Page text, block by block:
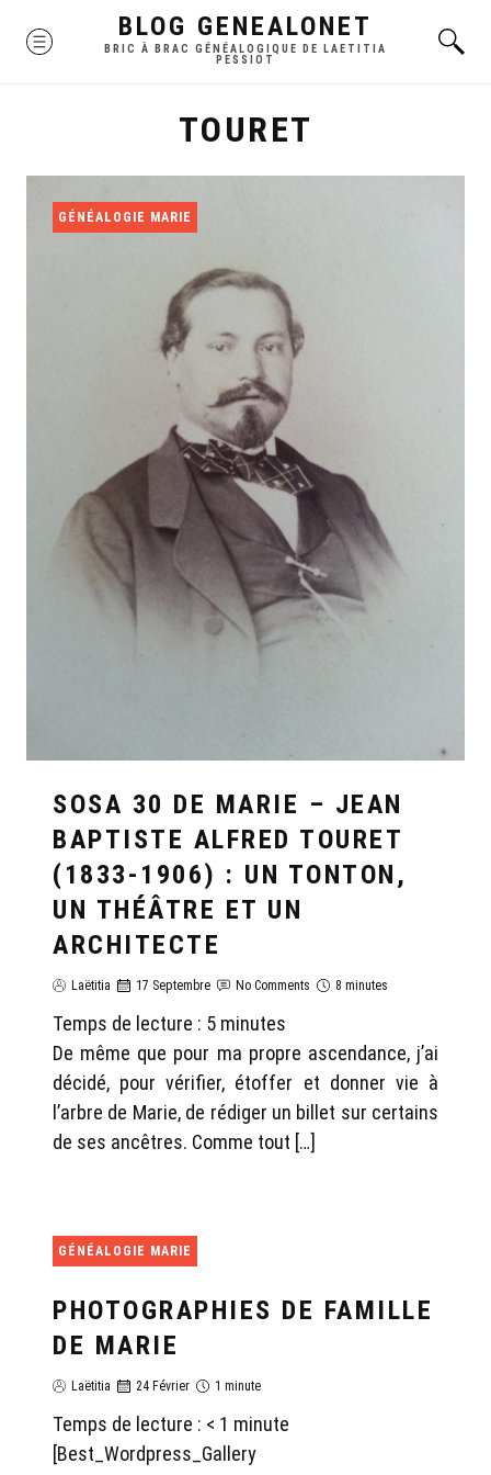
MENU BLOG GENEALONET
BRIC À BRAC GÉNÉALOGIQUE DE LAETITIA
PESSIOT
TOURET
GÉNÉALOGIE MARIE
SOSA 30 DE MARIE – JEAN
BAPTISTE ALFRED TOURET
(1833-1906) : UN TONTON,
UN THÉÂTRE ET UN
ARCHITECTE
Laëtitia 17 Septembre No Comments 8 minutes
Temps de lecture : 5 minutes
De même que pour ma propre ascendance, j’ai
décidé, pour vérifier, étoffer et donner vie à
l’arbre de Marie, de rédiger un billet sur certains
de ses ancêtres. Comme tout […]
GÉNÉALOGIE MARIE
PHOTOGRAPHIES DE FAMILLE
DE MARIE
Laëtitia 24 Février 1 minute
Temps de lecture : < 1 minute
[Best_Wordpress_Gallery